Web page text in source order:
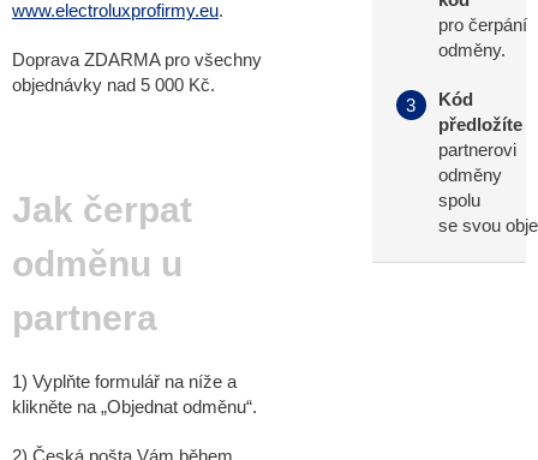
www.electroluxprofirmy.eu.
Doprava ZDARMA pro všechny
objednávky nad 5 000 Kč.
Jak čerpat
odměnu u
partnera
1) Vyplňte formulář na níže a
klikněte na „Objednat odměnu“.
2) Česká pošta Vám během
pro čerpání
odměny.
3
Kód
předložíte
partnerovi
odměny
spolu
se svou